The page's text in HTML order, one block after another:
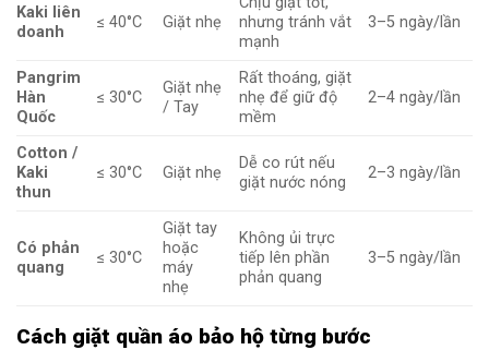
Kaki liên
doanh
≤ 40°C Giặt nhẹ
nhưng tránh vắt
mạnh
3–5 ngày/lần
Pangrim
Hàn
Quốc
≤ 30°C
Giặt nhẹ
/ Tay
Rất thoáng, giặt
nhẹ để giữ độ
mềm
2–4 ngày/lần
Cotton /
Kaki
thun
≤ 30°C Giặt nhẹ
Dễ co rút nếu
giặt nước nóng
2–3 ngày/lần
Có phản
quang
≤ 30°C
Giặt tay
hoặc
máy
nhẹ
Không ủi trực
tiếp lên phần
phản quang
3–5 ngày/lần
Cách giặt quần áo bảo hộ từng bước